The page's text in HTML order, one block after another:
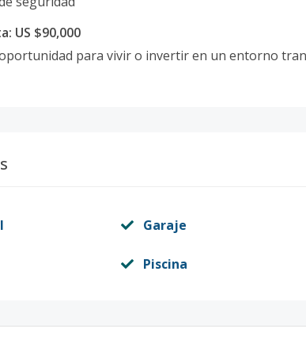
US $90,000
para vivir o invertir en un entorno
Garaje
Piscina